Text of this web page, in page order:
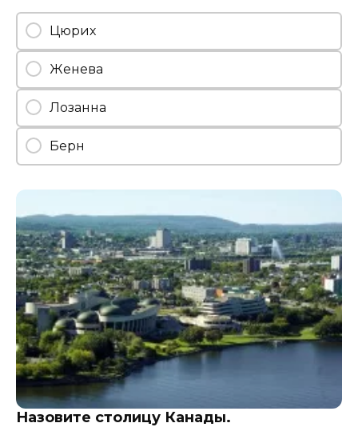
Цюрих
Женева
Лозанна
Берн
Назовите столицу Канады.